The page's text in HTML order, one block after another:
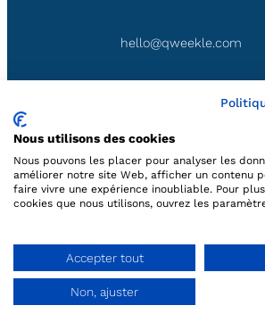
Demander une démo
hello@qweekle.com
BE:+32 (0) 2 318 20 40
Contactez-nous
©2023 Qweekle.com - Tous
Nous utilisons des cookies
Nous pouvons les placer pour analyser les
améliorer notre site Web, afficher un contenu
faire vivre une expérience inoubliable. Pour
cookies que nous utilisons, ouvrez les
Accepter tout
Non, ajuster